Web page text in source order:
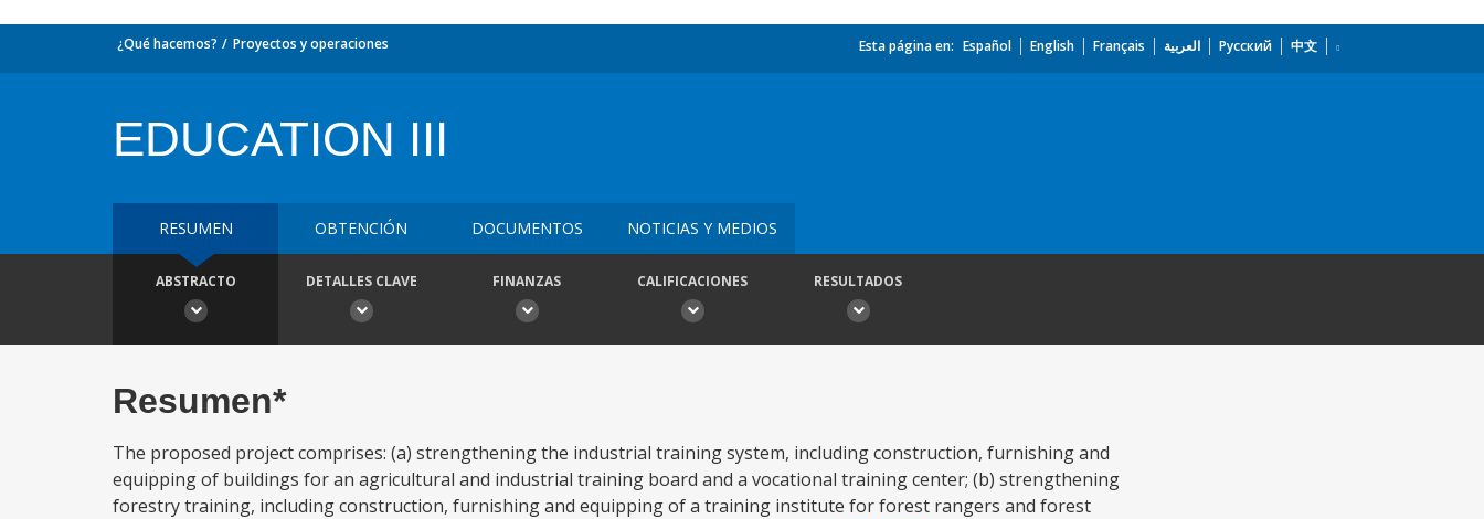
¿Qué hacemos? Proyectos y operaciones Esta página en: Español English Français العربية Русский 中文
EDUCATION III
RESUMEN OBTENCIÓN DOCUMENTOS NOTICIAS Y MEDIOS
ABSTRACTO DETALLES CLAVE FINANZAS CALIFICACIONES RESULTADOS
Resumen*
The proposed project comprises: (a) strengthening the industrial training system, including construction, furnishing and
equipping of buildings for an agricultural and industrial training board and a vocational training center; (b) strengthening
forestry training, including construction, furnishing and equipping of a training institute for forest rangers and forest